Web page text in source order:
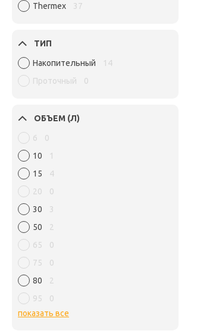
Thermex
37
ТИП
Накопительный
14
Проточный
0
ОБЪЕМ (Л)
6
0
10
1
15
4
20
0
30
3
50
2
65
0
75
0
80
2
95
0
показать все